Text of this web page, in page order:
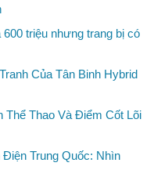
triệu nhưng trang bị có
Của Tân Binh Hybrid
Thể Thao Và Điểm Cốt Lõi
Trung Quốc: Nhìn